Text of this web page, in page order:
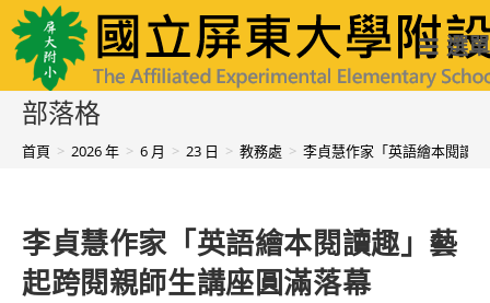
跳
轉
至
國立屏東大學附設實驗國民小學 選單
部落格
首頁 > 2026 年 > 6 月 > 23 日 > 教務處 > 李貞慧作家「英語繪本閱讀
李貞慧作家「英語繪本閱讀趣」藝
起跨閱親師生講座圓滿落幕